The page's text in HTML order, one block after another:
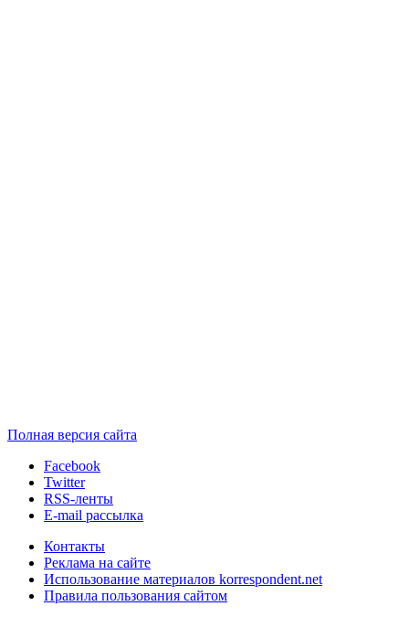
Полная версия сайта
Facebook
Twitter
RSS-ленты
E-mail рассылка
Контакты
Реклама на сайте
Использование материалов korrespondent.net
Правила пользования сайтом